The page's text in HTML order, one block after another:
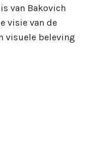
van Bakovich
visie van de
visuele beleving